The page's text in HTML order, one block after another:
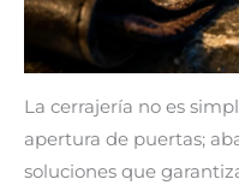
La cerrajería no es
apertura de puertas;
soluciones que